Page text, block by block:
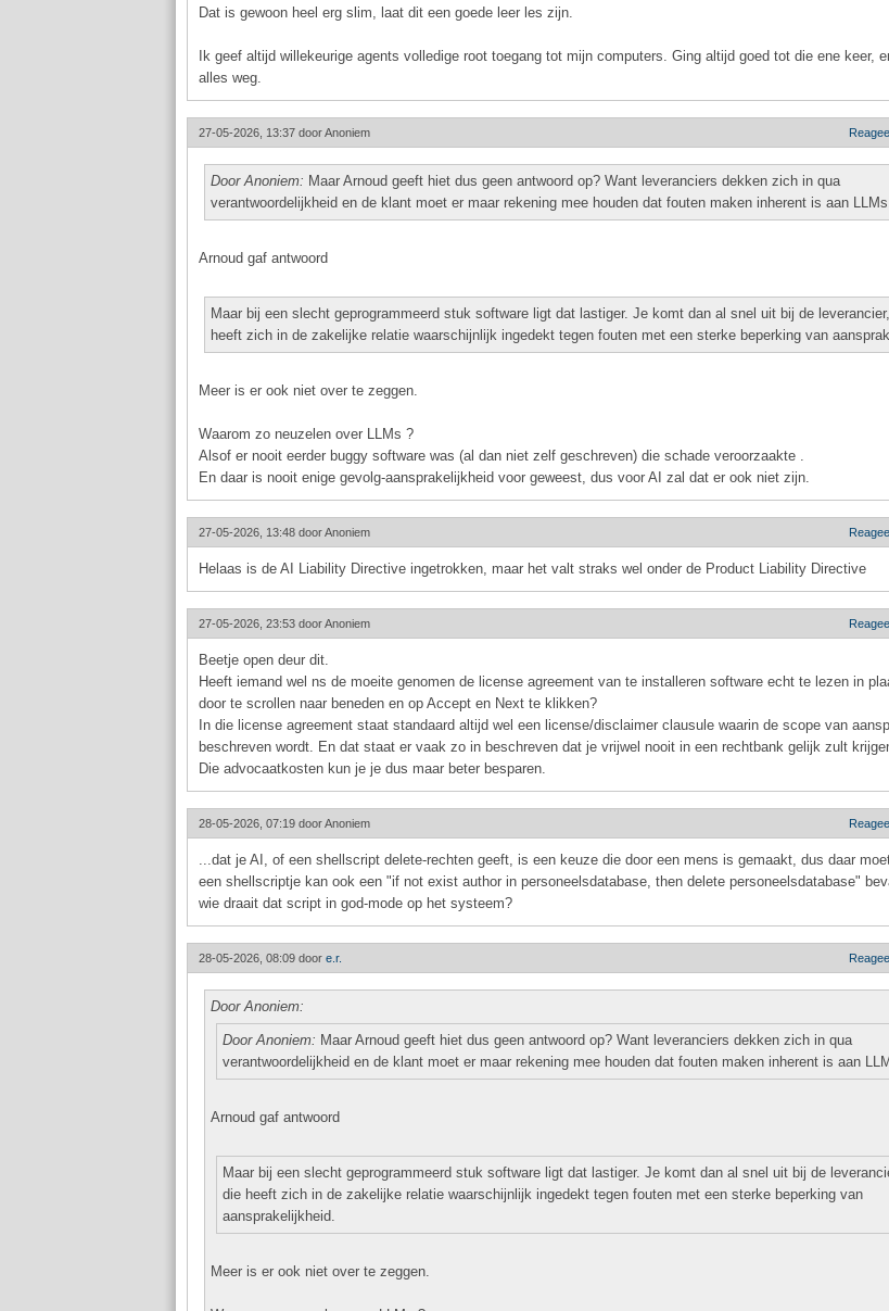
Dat is gewoon heel erg slim, laat dit een goede leer les zijn.
Ik geef altijd willekeurige agents volledige root toegang tot mijn computers. Ging altijd goed tot die ene keer,
alles weg.
27-05-2026, 13:37 doorAnoniem
Door Anoniem: Maar Arnoud geeft hiet dus geen antwoord op? Want leveranciers dekken zich in qua
verantwoordelijkheid en de klant moet er maar rekening mee houden dat fouten maken inherent is aan
Arnoud gaf antwoord
Maar bij een slecht geprogrammeerd stuk software ligt dat lastiger. Je komt dan al snel uit bij de
heeft zich in de zakelijke relatie waarschijnlijk ingedekt tegen fouten met een sterke beperking van
Meer is er ook niet over te zeggen.
Waarom zo neuzelen over LLMs ?
Alsof er nooit eerder buggy software was (al dan niet zelf geschreven) die schade veroorzaakte .
En daar is nooit enige gevolg-aansprakelijkheid voor geweest, dus voor AI zal dat er ook niet zijn.
27-05-2026, 13:48 doorAnoniem
Helaas is de AI Liability Directive ingetrokken, maar het valt straks wel onder de Product Liability Directive
27-05-2026, 23:53 doorAnoniem
Beetje open deur dit.
Heeft iemand wel ns de moeite genomen de license agreement van te installeren software echt te lezen in
door te scrollen naar beneden en op Accept en Next te klikken?
In die license agreement staat standaard altijd wel een license/disclaimer clausule waarin de scope van
beschreven wordt. En dat staat er vaak zo in beschreven dat je vrijwel nooit in een rechtbank gelijk zult
Die advocaatkosten kun je je dus maar beter besparen.
28-05-2026, 07:19 doorAnoniem
...dat je AI, of een shellscript delete-rechten geeft, is een keuze die door een mens is gemaakt, dus daar
een shellscriptje kan ook een "if not exist author in personeelsdatabase, then delete personeelsdatabase"
wie draait dat script in god-mode op het systeem?
28-05-2026, 08:09 door e.r.
Door Anoniem:
Door Anoniem: Maar Arnoud geeft hiet dus geen antwoord op? Want leveranciers dekken zich in qua
verantwoordelijkheid en de klant moet er maar rekening mee houden dat fouten maken inherent is aan
Arnoud gaf antwoord
Maar bij een slecht geprogrammeerd stuk software ligt dat lastiger. Je komt dan al snel uit bij de
die heeft zich in de zakelijke relatie waarschijnlijk ingedekt tegen fouten met een sterke beperking van
aansprakelijkheid.
Meer is er ook niet over te zeggen.